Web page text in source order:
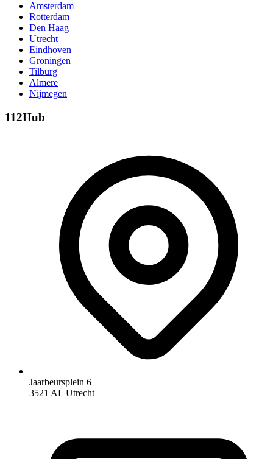
Amsterdam
Rotterdam
Den Haag
Utrecht
Eindhoven
Groningen
Tilburg
Almere
Nijmegen
112Hub
Jaarbeursplein 6
3521 AL Utrecht